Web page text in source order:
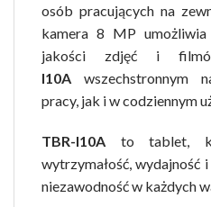
osób pracujących na
kamera 8 MP
jakości zdjęć i
I10A wszechstronnym
pracy, jak i w codziennym
TBR-I10A to tablet,
wytrzymałość, wydajność
niezawodność w każdych